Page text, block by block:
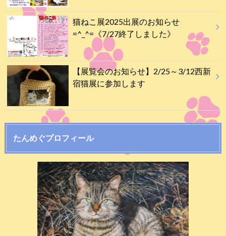
猫ねこ展2025出展のお知らせ
=^_^=《7/27終了しました》
【展覧会のお知らせ】2/25～3/12西新
宿猫展に参加します
たんめぐプロフィール